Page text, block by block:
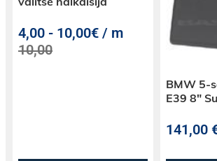
4,00 - 10,00€ / m
10,00
BMW 5-
E39 8″
141,00